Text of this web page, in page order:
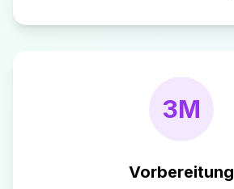
3M
Vorbereitung